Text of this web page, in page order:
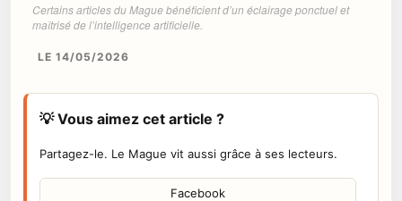
Certains articles du Mague bénéficient d’un éclairage ponctuel et
maîtrisé de l’intelligence artificielle.
LE 14/05/2026
💡 Vous aimez cet article ?
Partagez-le. Le Mague vit aussi grâce à ses lecteurs.
Facebook